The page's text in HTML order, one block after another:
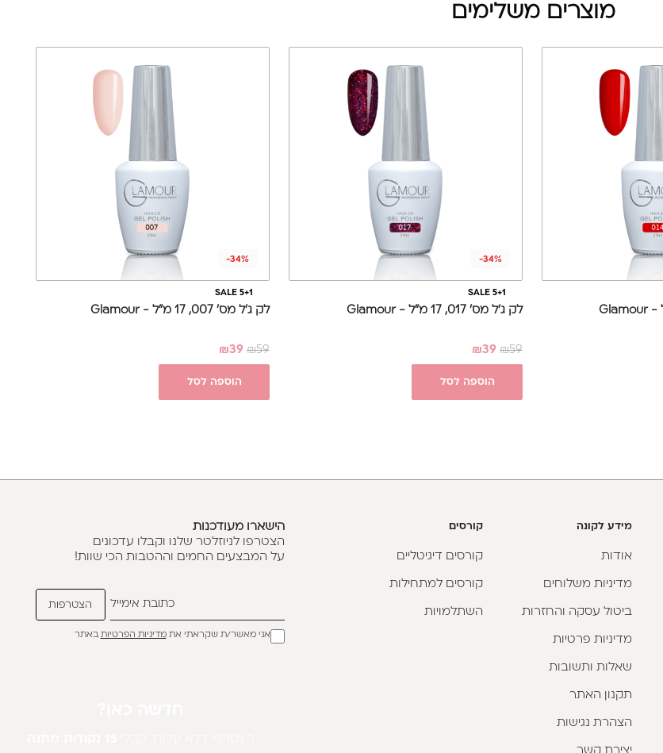
מוצרים משלימים
-34%
SALE 5+1
לק ג'ל מס' 017, 17 מ"ל - Glamour
₪59
₪39
הוספה לסל
-34%
SALE 5+1
לק ג'ל מס' 007, 17 מ"ל - Glamour
₪59
₪39
הוספה לסל
מידע לקונה
אודות
מדיניות משלוחים
ביטול עסקה והחזרות
מדיניות פרטיות
שאלות ותשובות
תקנון האתר
הצהרת נגישות
קורסים
קורסים דיגיטליים
קורסים למתחילות
השתלמויות
הישארו מעודכנות
הצטרפו לניוזלטר שלנו וקבלו עדכונים
על המבצעים החמים וההטבות הכי שוות!
אני מאשר/ת שקראתי אתמדיניות הפרטיותבאתר